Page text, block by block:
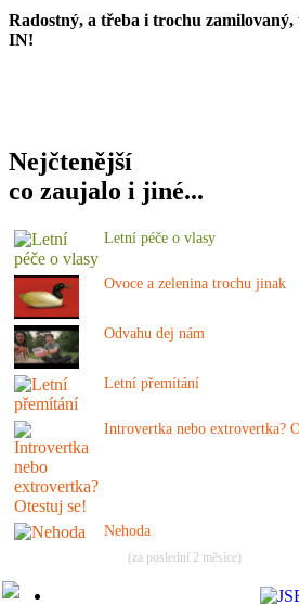
Radostný, a třeba i trochu
IN!
Nejčtenější
co zaujalo i jiné...
Letní péče o vlasy
Ovoce a zelenina trochu jinak
Odvahu dej nám
Letní přemítání
Introvertka nebo extrovertka?
Nehoda
(za poslední 2 měsíce)